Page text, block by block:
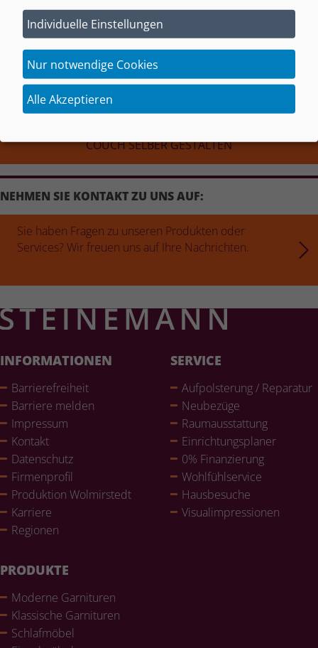
HAND­GE­FER­TIGT IN DEUTSCH­LAND
HAUS­BE­SU­CHE MÖGLICH
COUCH SELBER GESTALTEN
NEHMEN SIE KONTAKT ZU UNS AUF:
Sie haben Fragen zu unseren Produkten oder
Services? Wir freuen uns auf Ihre Nachrichten.
INFORMATIONEN
Bar­rie­re­frei­heit
Barriere melden
Impressum
Kontakt
Daten­schutz
Fir­men­pro­fil
Pro­duk­tion Wol­mir­stedt
Karriere
Regionen
SERVICE
Auf­pols­te­rung / Reparatur
Neubezüge
Raum­aus­stat­tung
Ein­rich­tungs­pla­ner
0% Finan­zie­rung
Wohl­fühlser­vice
Haus­be­su­che
Visualim­pres­sio­nen
PRODUKTE
Moderne Gar­ni­tu­ren
Klas­si­sche Gar­ni­tu­ren
Schlaf­mö­bel
Individuelle Einstellungen
Nur notwendige Cookies
Alle Akzeptieren